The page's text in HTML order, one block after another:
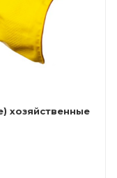
хозяйственные